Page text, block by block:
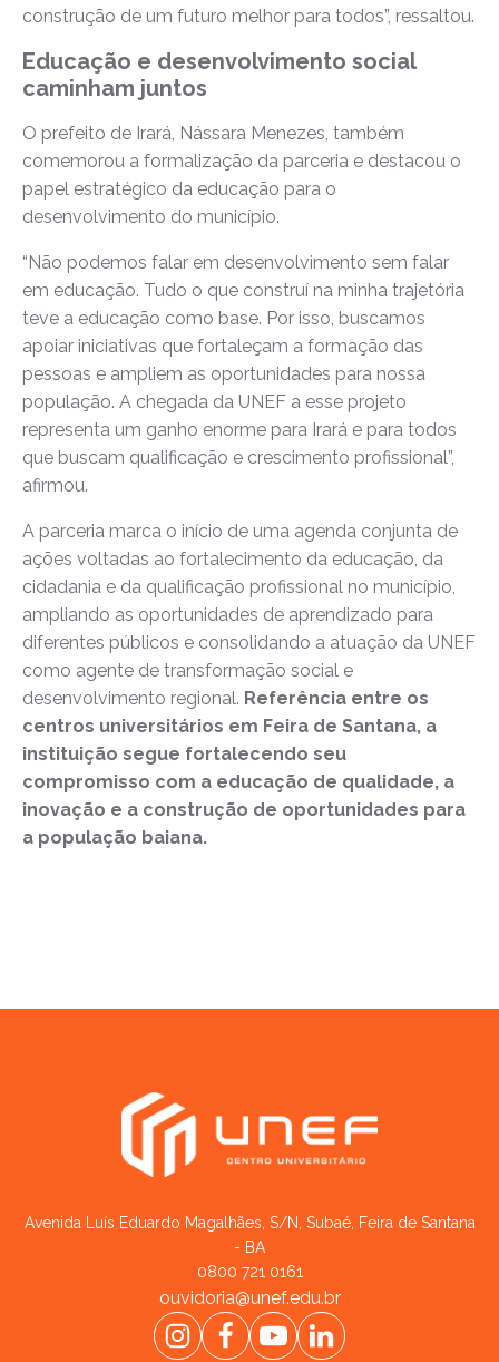
construção de um futuro melhor para todos”, ressaltou.
Educação e desenvolvimento social
caminham juntos
O prefeito de Irará, Nássara Menezes, também
comemorou a formalização da parceria e destacou o
papel estratégico da educação para o
desenvolvimento do município.
“Não podemos falar em desenvolvimento sem falar
em educação. Tudo o que construí na minha trajetória
teve a educação como base. Por isso, buscamos
apoiar iniciativas que fortaleçam a formação das
pessoas e ampliem as oportunidades para nossa
população. A chegada da UNEF a esse projeto
representa um ganho enorme para Irará e para todos
que buscam qualificação e crescimento profissional”,
afirmou.
A parceria marca o início de uma agenda conjunta de
ações voltadas ao fortalecimento da educação, da
cidadania e da qualificação profissional no município,
ampliando as oportunidades de aprendizado para
diferentes públicos e consolidando a atuação da UNEF
como agente de transformação social e
desenvolvimento regional. Referência entre os
centros universitários em Feira de Santana, a
instituição segue fortalecendo seu
compromisso com a educação de qualidade, a
inovação e a construção de oportunidades para
a população baiana.
Avenida Luís Eduardo Magalhães, S/N, Subaé, Feira de Santana
- BA
0800 721 0161
ouvidoria@unef.edu.br